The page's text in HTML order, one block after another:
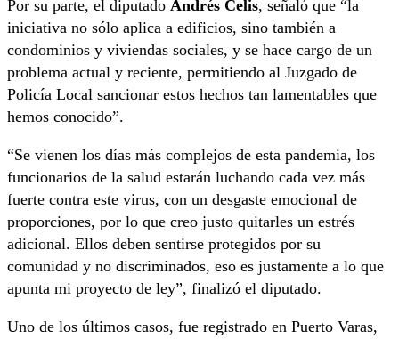
Por su parte, el diputado Andrés Celis, señaló que “la
iniciativa no sólo aplica a edificios, sino también a
condominios y viviendas sociales, y se hace cargo de un
problema actual y reciente, permitiendo al Juzgado de
Policía Local sancionar estos hechos tan lamentables que
hemos conocido”.
“Se vienen los días más complejos de esta pandemia, los
funcionarios de la salud estarán luchando cada vez más
fuerte contra este virus, con un desgaste emocional de
proporciones, por lo que creo justo quitarles un estrés
adicional. Ellos deben sentirse protegidos por su
comunidad y no discriminados, eso es justamente a lo que
apunta mi proyecto de ley”, finalizó el diputado.
Uno de los últimos casos, fue registrado en Puerto Varas,